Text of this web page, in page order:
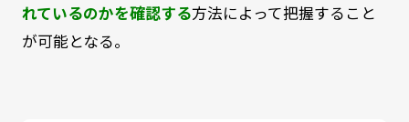
れているのかを確認する方法によって把握すること
が可能となる。